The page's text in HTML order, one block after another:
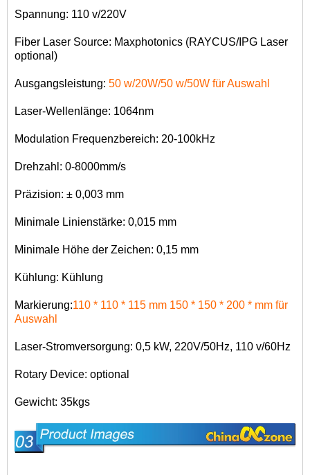
Spannung: 110 v/220V
Fiber Laser Source: Maxphotonics (RAYCUS/IPG Laser
optional)
Ausgangsleistung: 50 w/20W/50 w/50W für Auswahl
Laser-Wellenlänge: 1064nm
Modulation Frequenzbereich: 20-100kHz
Drehzahl: 0-8000mm/s
Präzision: ± 0,003 mm
Minimale Linienstärke: 0,015 mm
Minimale Höhe der Zeichen: 0,15 mm
Kühlung: Kühlung
Markierung:110 * 110 * 115 mm 150 * 150 * 200 * mm für
Auswahl
Laser-Stromversorgung: 0,5 kW, 220V/50Hz, 110 v/60Hz
Rotary Device: optional
Gewicht: 35kgs